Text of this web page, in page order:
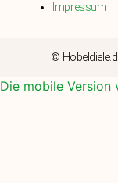
Impressum
©
Die mobile Version